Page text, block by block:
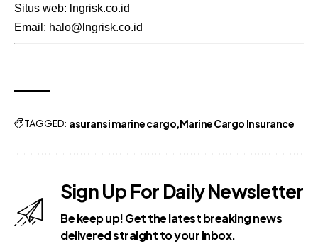
Situs web: lngrisk.co.id
Email: halo@lngrisk.co.id
TAGGED: asuransi marine cargo Marine Cargo Insurance
Sign Up For Daily Newsletter
Be keep up! Get the latest breaking news
delivered straight to your inbox.